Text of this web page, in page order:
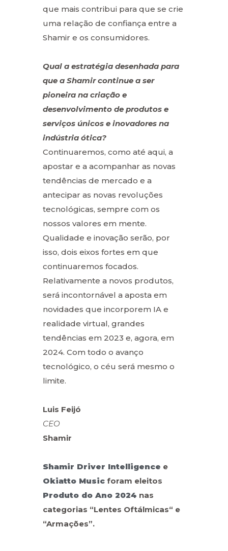
que mais contribui para que se crie
uma relação de confiança entre a
Shamir e os consumidores.
Qual a estratégia desenhada para
que a Shamir continue a ser
pioneira na criação e
desenvolvimento de produtos e
serviços únicos e inovadores na
indústria ótica?
Continuaremos, como até aqui, a
apostar e a acompanhar as novas
tendências de mercado e a
antecipar as novas revoluções
tecnológicas, sempre com os
nossos valores em mente.
Qualidade e inovação serão, por
isso, dois eixos fortes em que
continuaremos focados.
Relativamente a novos produtos,
será incontornável a aposta em
novidades que incorporem IA e
realidade virtual, grandes
tendências em 2023 e, agora, em
2024. Com todo o avanço
tecnológico, o céu será mesmo o
limite.
Luis Feijó
CEO
Shamir
Shamir Driver Intelligence e
Okiatto Music foram eleitos
Produto do Ano 2024 nas
categorias “Lentes Oftálmicas“ e
“Armações”.